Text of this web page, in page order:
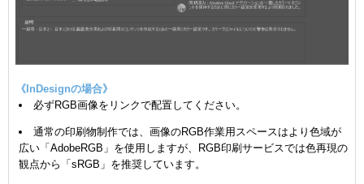
《InDesignの場合》
必ずRGB画像をリンクで配置してください。
通常の印刷物制作では、画像のRGB作業用スペースはより色域が
広い「AdobeRGB」を使用しますが、RGB印刷サービスでは色再現の
観点から「sRGB」を推奨しています。